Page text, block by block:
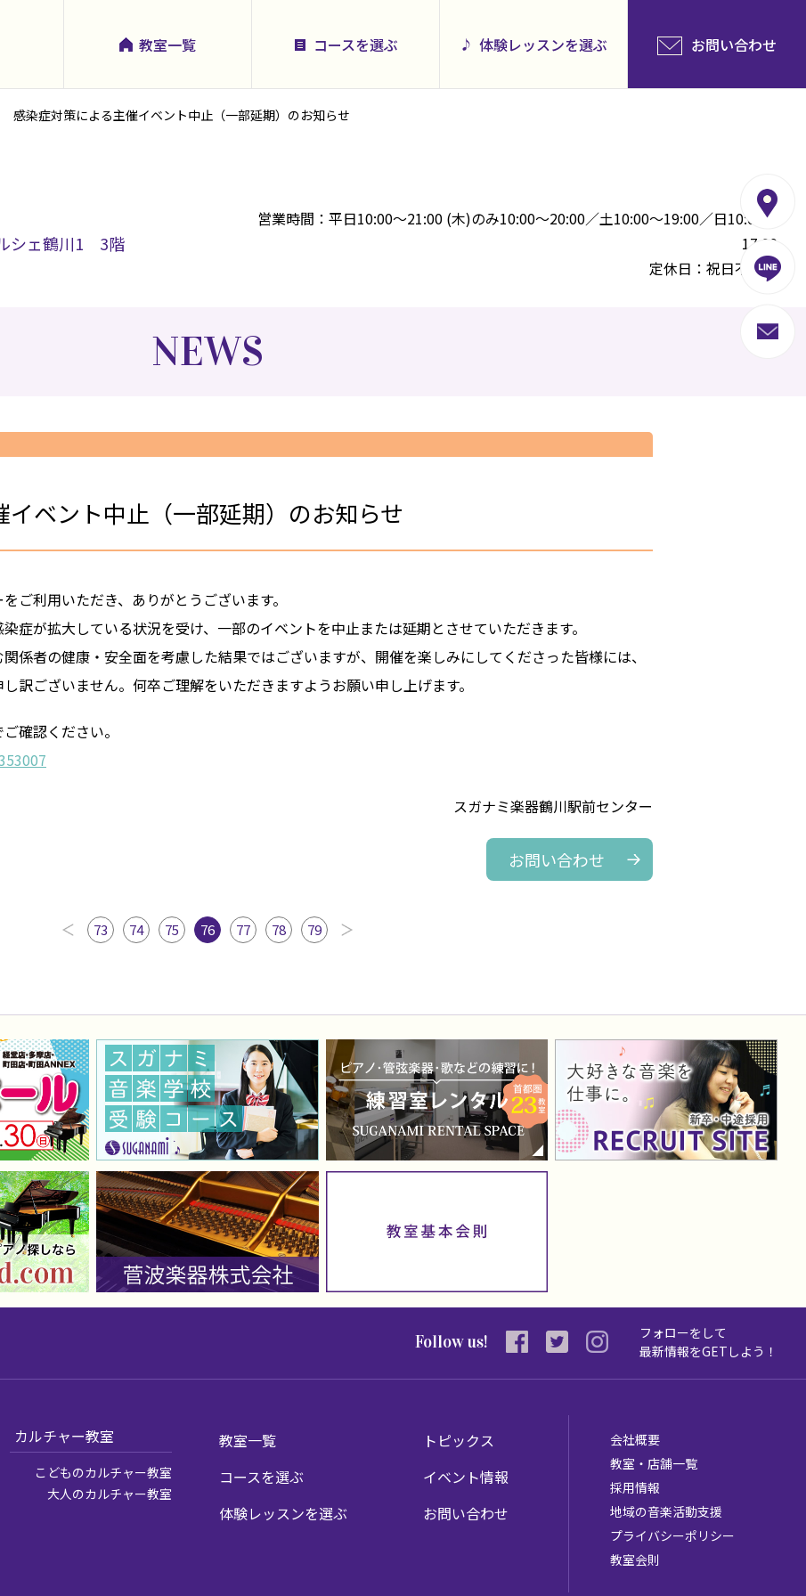
教室一覧 コースを選ぶ 体験レッスンを選ぶ お問い合わせ
感染症対策による主催イベント中止（一部延期）のお知らせ
シェ鶴川1 3階
営業時間：平日10:00～21:00 (木)のみ10:00～20:00／土10:00～19:00／日10:00～
17:00
定休日：祝日不定休
NEWS
ベント中止（一部延期）のお知らせ
ご利用いただき、ありがとうございます。
症が拡大している状況を受け、一部のイベントを中止または延期とさせていただきます。
係者の健康・安全面を考慮した結果ではございますが、開催を楽しみにしてくださった皆様には、
訳ございません。何卒ご理解をいただきますようお願い申し上げます。
確認ください。
スガナミ楽器鶴川駅前センター
お問い合わせ
73 74 75 76 77 78 79
Follow us!
フォローをして
最新情報をGETしよう！
カルチャー教室
こどものカルチャー教室
大人のカルチャー教室
教室一覧
コースを選ぶ
体験レッスンを選ぶ
トピックス
イベント情報
お問い合わせ
会社概要
教室・店舗一覧
採用情報
地域の音楽活動支援
プライバシーポリシー
教室会則